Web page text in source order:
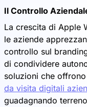
Il Controllo
La crescita di Apple
le aziende
controllo sul
di condividere
soluzioni che
da visita digitali
guadagnando